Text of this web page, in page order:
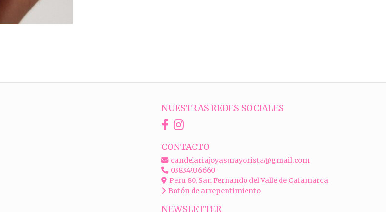
NUESTRAS REDES SOCIALES
CONTACTO
candelariajoyasmayorista@gmail.com
03834936660
Peru 80, San Fernando del Valle de Catamarca
Botón de arrepentimiento
NEWSLETTER